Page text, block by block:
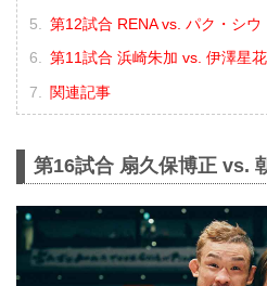
第12試合 RENA vs. パク・シウ
第11試合 浜崎朱加 vs. 伊澤星花
関連記事
第16試合 扇久保博正 vs.